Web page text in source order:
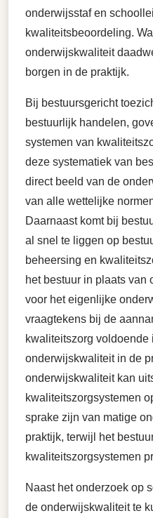
onderwijsstaf en
kwaliteitsbeoordeling.
onderwijskwaliteit
borgen in de praktijk.
Bij bestuursgericht
bestuurlijk handelen,
systemen van
deze systematiek van
direct beeld van de
van alle wettelijke
Daarnaast komt bij
al snel te liggen op
beheersing en
het bestuur in plaats van
voor het eigenlijke
vraagtekens bij de
kwaliteitszorg
onderwijskwaliteit in de
onderwijskwaliteit kan
kwaliteitszorgsystemen
sprake zijn van matige
praktijk, terwijl het
kwaliteitszorgsystemen
Naast het onderzoek op
de onderwijskwaliteit te